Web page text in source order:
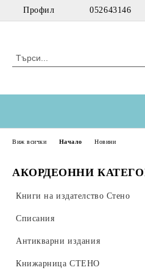
Профил 052643146
АКОРДЕОННИ
Книги на издателство Стено
Морски
Технически
Медицински
Списания
Здравна икономика
Оториноларингология
Антикварни издания
Научна литература
Книжарница СТЕНО
Виж всички Начало Новини